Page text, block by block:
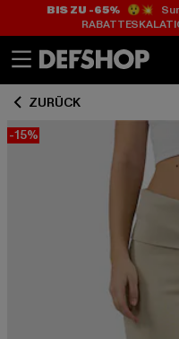
BIS ZU -65%😲💥
ZURÜCK
-15%